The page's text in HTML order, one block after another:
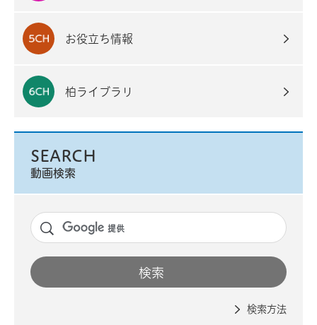
お役立ち情報
柏ライブラリ
SEARCH
動画検索
検索方法